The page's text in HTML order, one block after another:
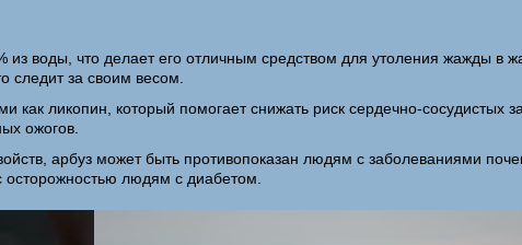
из воды, что делает его отличным средством для утоления жажды в
следит за своим весом.
как ликопин, который помогает снижать риск сердечно-сосудистых
ожогов.
арбуз может быть противопоказан людям с заболеваниями
осторожностью людям с диабетом.